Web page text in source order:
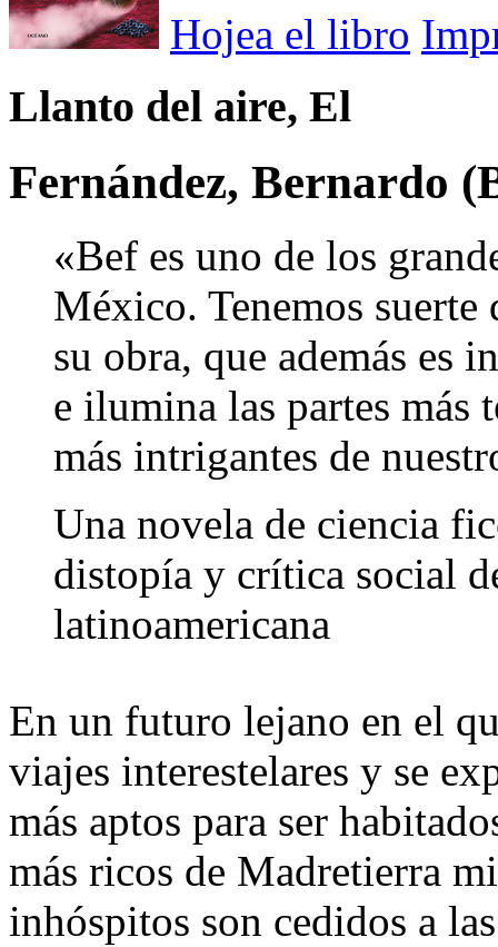
Hojea el libro
Llanto del aire, El
Fernández, Bernardo
«Bef es uno de los
México. Tenemos suerte
su obra, que además es
e ilumina las partes más
más intrigantes de
Una novela de ciencia
distopía y crítica social
latinoamericana
En un futuro lejano en el
viajes interestelares y se
más aptos para ser
más ricos de Madretierra
inhóspitos son cedidos a